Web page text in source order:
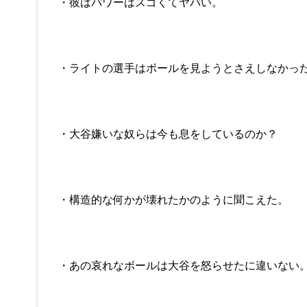
・ライトの選手はボールを見ようとさえしなかっ
・大谷嫌いな奴らは今も息をしているのか？
・構造的な何かが壊れたかのように聞こえた。
・あの哀れなボールは大谷を怒らせたに違いない